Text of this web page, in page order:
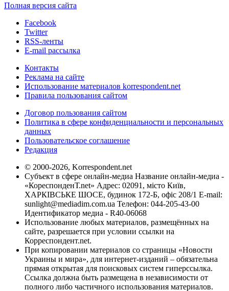
Полная версия сайта
Facebook
Twitter
RSS-ленты
E-mail рассылка
Контакты
Реклама на сайте
Использование материалов korrespondent.net
Правила пользования сайтом
Договор пользования сайтом
Политика в сфере конфиденциальности и персональных
данных
Пользовательское соглашение
Редакция
© 2000-2026, Korrespondent.net
Субъект в сфере онлайн-медиа Название онлайн-медиа -
«КореспонденТ.net» Адрес: 02091, місто Київ,
ХАРКІВСЬКЕ ШОСЕ, будинок 172-Б, офіс 208/1 E-mail:
sunlight@mediadim.com.ua Телефон: 044-205-43-00
Идентификатор медиа - R40-06068
Использование любых материалов, размещённых на
сайте, разрешается при условии ссылки на
Корреспондент.net.
При копировании материалов со страницы «Новости
Украины и мира», для интернет-изданий – обязательна
прямая открытая для поисковых систем гиперссылка.
Ссылка должна быть размещена в независимости от
полного либо частичного использования материалов.